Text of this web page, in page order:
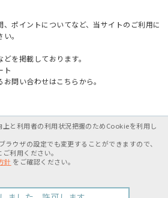
カートに入れる
ポイントについてなど、当サイトのご利用に
。
を掲載しております。
ト
問い合わせはこちらから。
く表記
movic Co.,Ltd. 2005-2026
と利用者の利用状況把握のためCookieを利用し
ウザの設定でも変更することができますので、
利用ください。
針 をご確認ください。